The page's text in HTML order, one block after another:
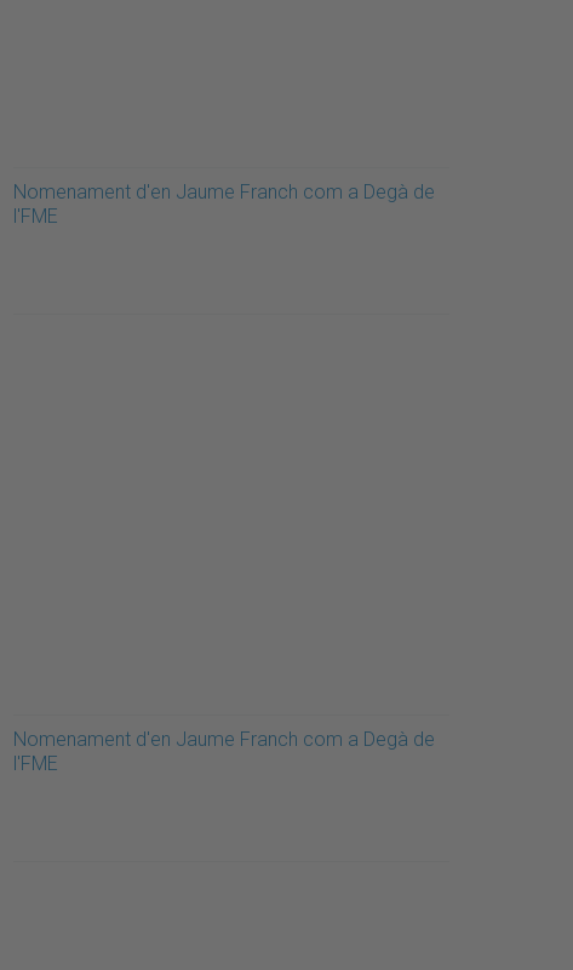
Nomenament d'en Jaume Franch com a Degà de
l'FME
Nomenament d'en Jaume Franch com a Degà de
l'FME